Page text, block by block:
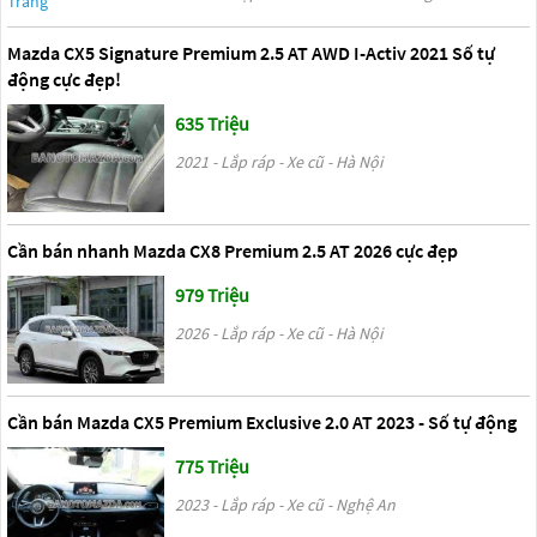
Mazda CX5 Signature Premium 2.5 AT AWD I-Activ 2021 Số tự
động cực đẹp!
635 Triệu
2021 - Lắp ráp - Xe cũ - Hà Nội
Cần bán nhanh Mazda CX8 Premium 2.5 AT 2026 cực đẹp
979 Triệu
2026 - Lắp ráp - Xe cũ - Hà Nội
Cần bán Mazda CX5 Premium Exclusive 2.0 AT 2023 - Số tự động
775 Triệu
2023 - Lắp ráp - Xe cũ - Nghệ An